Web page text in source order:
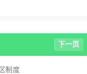
下一页
制度